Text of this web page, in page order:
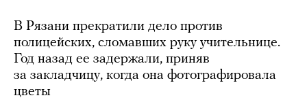
В Рязани прекратили дело против
полицейских, сломавших руку учительнице.
Год назад ее задержали, приняв
за закладчицу, когда она фотографировала
цветы